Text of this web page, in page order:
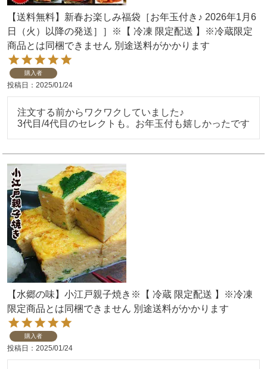
【送料無料】新春お楽しみ福袋［お年玉付き♪ 2026年1月6
日（火）以降の発送］］※【 冷凍 限定配送 】※冷蔵限定
商品とは同梱できません 別途送料がかかります
購入者
投稿日 2025/01/24
注文する前からワクワクしていました♪
3代目/4代目のセレクトも。お年玉付も嬉しかったです
【水郷の味】小江戸親子焼き※【 冷蔵 限定配送 】※冷凍
限定商品とは同梱できません 別途送料がかかります
購入者
投稿日 2025/01/24